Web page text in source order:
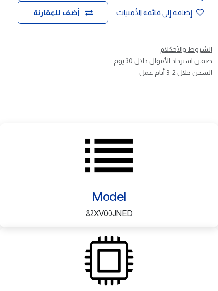
أضف للمقارنة إضافة إلى قائمة الأمنيات
الشروط والأحكلام
ضمان استرداد الأموال خلال 30 يوم
الشحن خلال 2-3 أيام عمل
Model
82XV00JNED